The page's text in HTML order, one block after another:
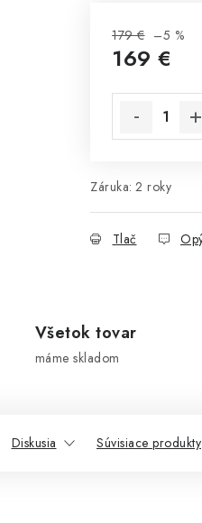
179 € –5 %
169 €
Záruka: 2 roky
Tlač
Všetok tovar
máme skladom
Diskusia Súvisiace produkty